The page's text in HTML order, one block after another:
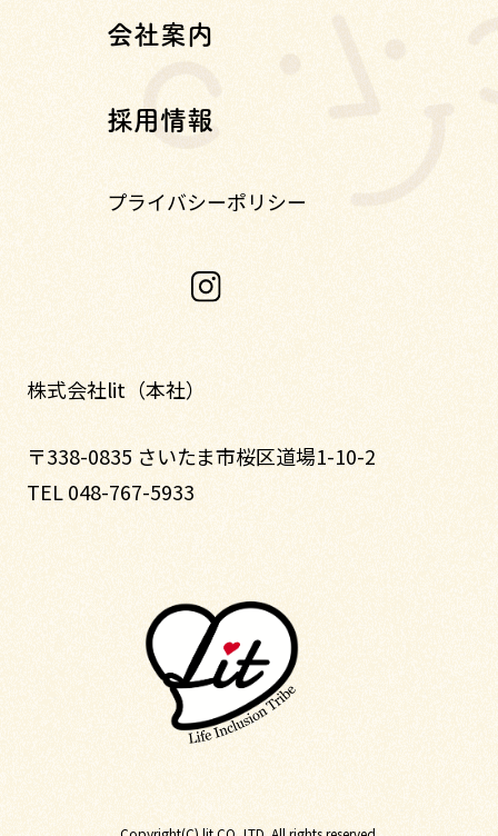
会社案内
採用情報
プライバシーポリシー
株式会社lit（本社）
〒338-0835 さいたま市桜区道場1-10-2
TEL 048-767-5933